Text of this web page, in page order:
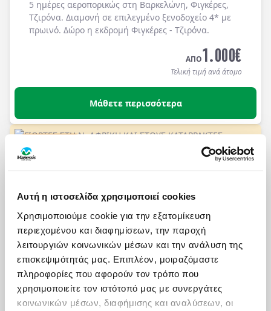
Αυτή η ιστοσελίδα χρησιμοποιεί cookies
Χρησιμοποιούμε cookie για την εξατομίκευση
περιεχομένου και διαφημίσεων, την παροχή
λειτουργιών κοινωνικών μέσων και την ανάλυση της
επισκεψιμότητάς μας. Επιπλέον, μοιραζόμαστε
πληροφορίες που αφορούν τον τρόπο που
χρησιμοποιείτε τον ιστότοπό μας με συνεργάτες
κοινωνικών μέσων, διαφήμισης και αναλύσεων, οι
5 ημέρες αεροπορικώς στη Βαρκελώνη, Φιγκέρες,
Τζιρόνα. Διαμονή σε επιλεγμένo ξενοδοχείo 4* με
πρωινό. Δώρο η εκδρομή Φιγκέρες - Τζιρόνα.
ΑΠΟ1.000€
Τελική τιμή ανά άτομο
Μάθετε περισσότερα
HOT DEAL
ΓΙΟΡΤΕΣ ΣΤΗ N. ΑΦΡΙΚΗ ΚΑΙ ΣΤΟΥΣ ΚΑΤΑΡΡΑΚΤΕΣ
ΒΙΚΤΩΡΙΑ ΜΕ ETHI...
Πληροφορίες
Αναχωρήσεις
11 ημέρες / 8νύχτες αεροπορικώς με Ethiopian
Airlines σε Κέιπ Τάουν, Ακρωτήριο Καλής Ελπίδας,
Γιοχάνεσμπουργκ, Πρετόρια, Καταρράκτες Βικτώρια
, Μποτσουάνα Εθνικό πάρκο Τσόμπε.Επωφεληθείτε
απο τις τιμές Early booking για κρατήσεις με
προκαταβολή μέχρι τις 30/09/2026.Διαμονή σε
ξενοδοχεία 4* και 4* sup με ημιδιατροφή.
ΑΠΟ4.190€
Τελική τιμή ανά άτομο
Μάθετε περισσότερα